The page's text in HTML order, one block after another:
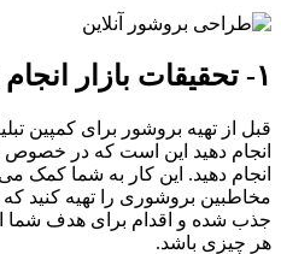
۱- تحقیقات بازار انجام دهید
قبل از تهیه بروشور برای کمپین
انجام دهید این است که در خصوص
انجام دهید. این کار به شما کمک
مخاطبین بروشوری را تهیه کنید
جذب شده و اقدام برای هدف شما
هر چیزی باشد.